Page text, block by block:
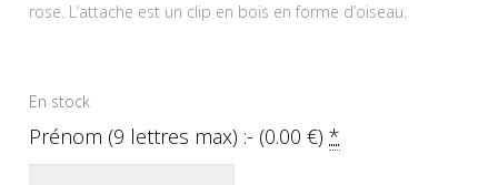
rose. L’attache est un clip en bois en forme d’oiseau.
En stock
Prénom (9 lettres max) :- (0.00€)*